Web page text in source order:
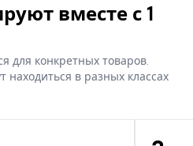
вместе с 1
для конкретных товаров.
в разных классах